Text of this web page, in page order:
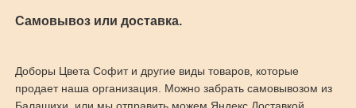
Самовывоз или доставка.
Доборы Цвета Софит и другие виды товаров, которые
продает наша организация. Можно забрать самовывозом из